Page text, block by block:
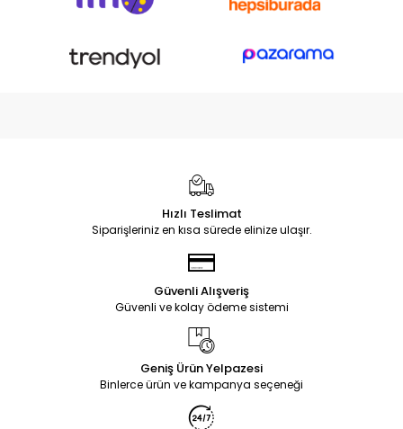
Hızlı Teslimat
Siparişleriniz en kısa sürede elinize ulaşır.
Güvenli Alışveriş
Güvenli ve kolay ödeme sistemi
Geniş Ürün Yelpazesi
Binlerce ürün ve kampanya seçeneği